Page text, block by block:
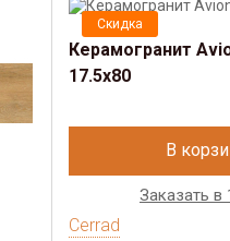
Скидка
Керамогранит
17.5x80
В
Заказать в
Cerrad